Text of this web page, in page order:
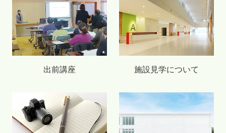
出前講座 施設見学について